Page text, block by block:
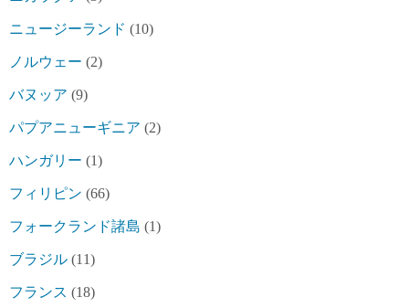
ニュージーランド (10)
ノルウェー (2)
バヌッア (9)
パプアニューギニア (2)
ハンガリー (1)
フィリピン (66)
フォークランド諸島 (1)
ブラジル (11)
フランス (18)